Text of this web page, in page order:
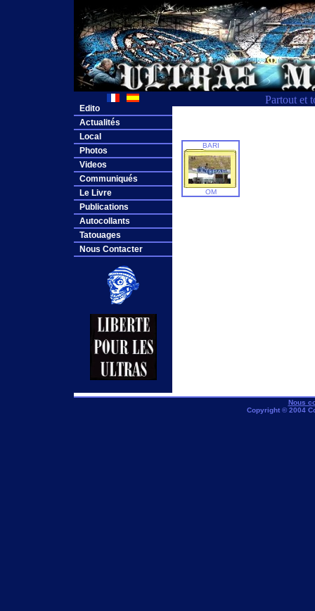
Partout et
Edito
Actualités
Local
Photos
Videos
Communiqués
Le Livre
Publications
Autocollants
Tatouages
Nous Contacter
BARI
OM
Nous
Copyright © 2004